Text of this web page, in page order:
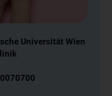
Universität Wien